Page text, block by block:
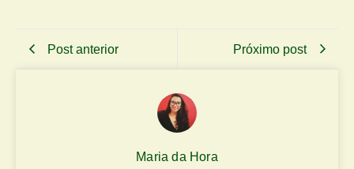
Post anterior Próximo post
Maria da Hora